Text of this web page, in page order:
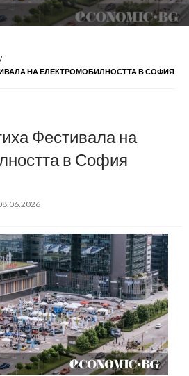
НА ЕЛЕКТРОМОБИЛНОСТТА В СОФИЯ
Фестивала на
в София